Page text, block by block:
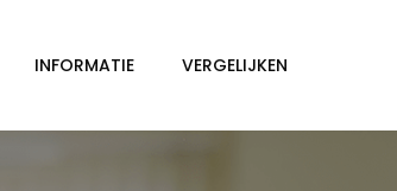
INFORMATIE VERGELIJKEN